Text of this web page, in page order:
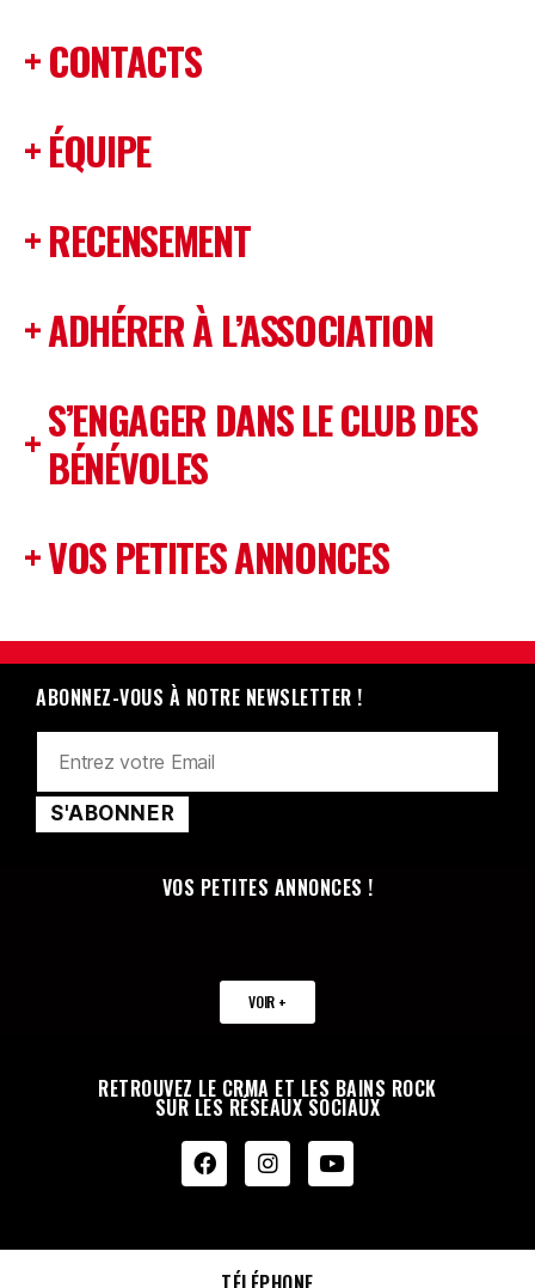
CONTACTS
ÉQUIPE
RECENSEMENT
ADHÉRER À L’ASSOCIATION
S’ENGAGER DANS LE CLUB DES
BÉNÉVOLES
VOS PETITES ANNONCES
ABONNEZ-VOUS À NOTRE NEWSLETTER !
VOS PETITES ANNONCES !
VOIR +
RETROUVEZ LE CRMA ET LES BAINS ROCK
SUR LES RÉSEAUX SOCIAUX